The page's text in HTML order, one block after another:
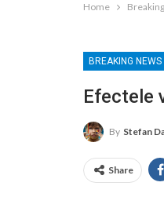
Home
BREAKING NEWS
Efectele
By Stefan
Share